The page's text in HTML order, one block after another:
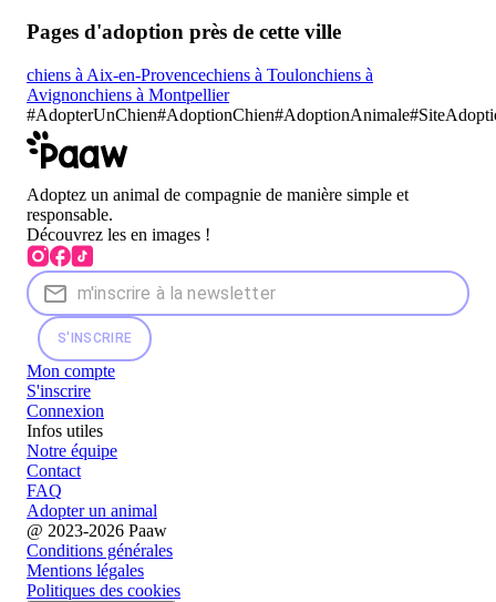
Pages d'adoption près de cette ville
chiens à Aix-en-Provencechiens à Toulonchiens à
Avignonchiens à Montpellier
#AdopterUnChien#AdoptionChien#AdoptionAnimale
Adoptez un animal de compagnie de manière simple et
responsable.
Découvrez les en images !
S'INSCRIRE
Mon compte
S'inscrire
Connexion
Infos utiles
Notre équipe
Contact
FAQ
Adopter un animal
@ 2023-2026 Paaw
Conditions générales
Mentions légales
Politiques des cookies